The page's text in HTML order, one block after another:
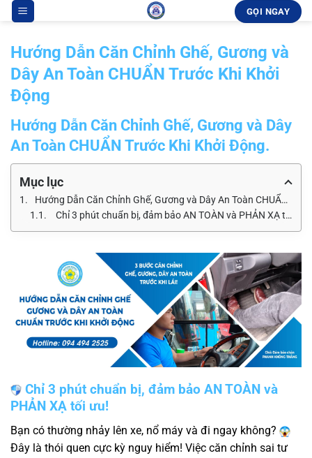
qua
nội
dung
GỌI NGAY
Hướng Dẫn Căn Chỉnh Ghế, Gương và
Dây An Toàn CHUẨN Trước Khi Khởi
Động
Hướng Dẫn Căn Chỉnh Ghế, Gương và Dây
An Toàn CHUẨN Trước Khi Khởi Động.
Mục lục
Hướng Dẫn Căn Chỉnh Ghế, Gương và Dây An Toàn CHUẨN Trước Khi Khởi Động.
Chỉ 3 phút chuẩn bị, đảm bảo AN TOÀN và PHẢN XẠ tối ưu!
Chỉ 3 phút chuẩn bị, đảm bảo AN TOÀN và
PHẢN XẠ tối ưu!
Bạn có thường nhảy lên xe, nổ máy và đi ngay không?
Đây là thói quen cực kỳ nguy hiểm! Việc căn chỉnh sai tư